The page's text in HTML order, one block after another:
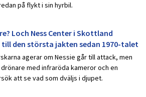
på flykt i sin hyrbil.
Loch Ness Center i Skottland
den största jakten sedan 1970-talet
agerar om Nessie går till attack, men
med infraröda kameror och en
att se vad som dväljs i djupet.